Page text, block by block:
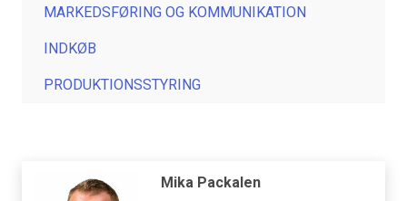
MARKEDSFØRING OG KOMMUNIKATION
INDKØB
PRODUKTIONSSTYRING
Mika Packalen